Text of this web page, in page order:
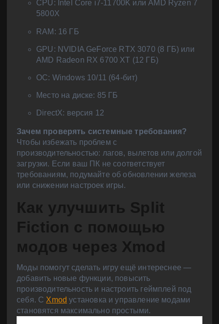
CPU: Intel Core i7-11700K или AMD Ryzen 7
5800X
RAM: 16 ГБ
GPU: NVIDIA GeForce RTX 3070 (8 ГБ) или
AMD Radeon RX 6700 XT (12 ГБ)
ОС: Windows 10/11 (64-бит)
Место на диске: 85 ГБ
DirectX: версия 12
Зачем проверять системные требования?
Чтобы избежать проблем с
производительностью: лагов, вылетов или долгой
загрузки. Если ваш ПК не соответствует
требованиям, подумайте об обновлении железа
или снижении настроек игры.
Как улучшить Split
Fiction с помощью
модов через Xmod
Моды помогут сделать игру ещё интереснее —
добавить новые функции, повысить
производительность и настроить геймплей под
себя. С Xmod установка и управление модами
становятся максимально простыми.